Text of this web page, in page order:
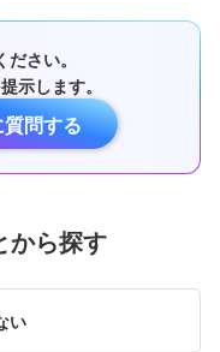
さい。
示します。
問する
から探す
い